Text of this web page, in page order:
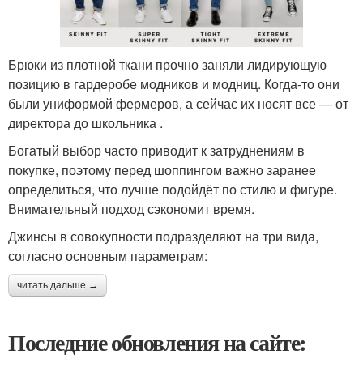
Брюки из плотной ткани прочно заняли лидирующую
позицию в гардеробе модников и модниц. Когда-то они
были униформой фермеров, а сейчас их носят все — от
директора до школьника .
Богатый выбор часто приводит к затруднениям в
покупке, поэтому перед шоппингом важно заранее
определиться, что лучше подойдёт по стилю и фигуре.
Внимательный подход сэкономит время.
Джинсы в совокупности подразделяют на три вида,
согласно основным параметрам:
читать дальше →
Последние обновления на сайте: